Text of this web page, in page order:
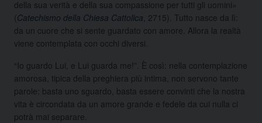
della sua verità e della sua compassione per tutti gli uomini»
(Catechismo della Chiesa Cattolica , 2715). Tutto nasce da lì:
da un cuore che si sente guardato con amore. Allora la realtà
viene contemplata con occhi diversi.
“Io guardo Lui, e Lui guarda me!”. È così: nella contemplazione
amorosa, tipica della preghiera più intima, non servono tante
parole: basta uno sguardo, basta essere convinti che la nostra
vita è circondata da un amore grande e fedele da cui nulla ci
potrà mai separare.